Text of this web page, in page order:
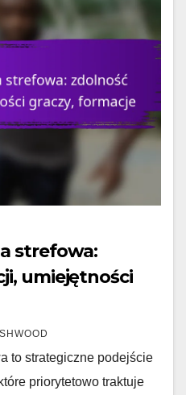
strefowa:
umiejętności
to strategiczne podejście
priorytetowo traktuje